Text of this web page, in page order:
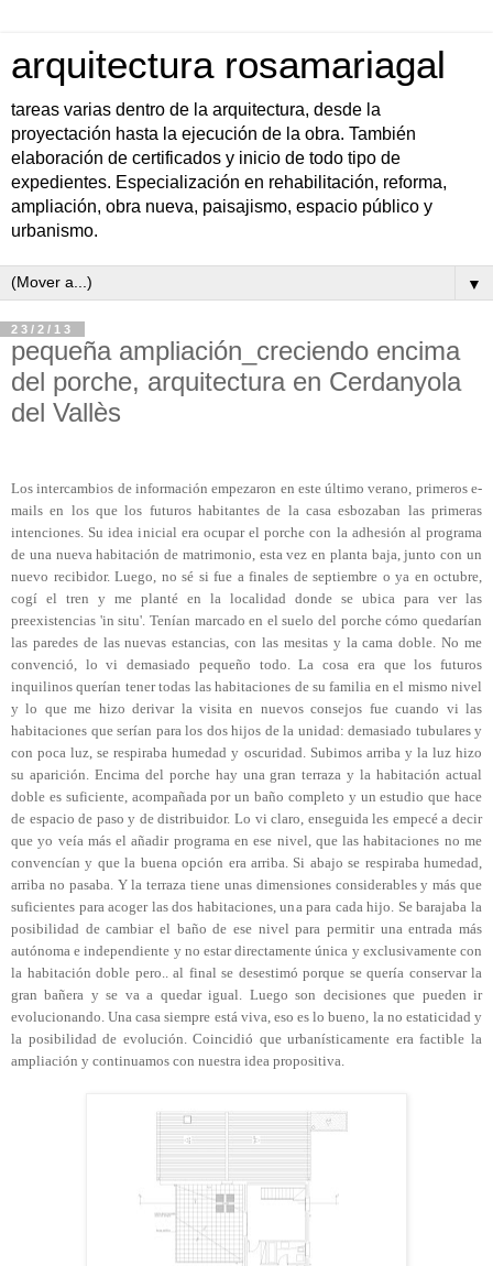
arquitectura rosamariagal
tareas varias dentro de la arquitectura, desde la
proyectación hasta la ejecución de la obra. También
elaboración de certificados y inicio de todo tipo de
expedientes. Especialización en rehabilitación, reforma,
ampliación, obra nueva, paisajismo, espacio público y
urbanismo.
▼
23/2/13
pequeña ampliación_creciendo encima
del porche, arquitectura en Cerdanyola
del Vallès
Los intercambios de información empezaron en este último verano, primeros e-
mails en los que los futuros habitantes de la casa esbozaban las primeras
intenciones. Su idea inicial era ocupar el porche con la adhesión al programa
de una nueva habitación de matrimonio, esta vez en planta baja, junto con un
nuevo recibidor. Luego, no sé si fue a finales de septiembre o ya en octubre,
cogí el tren y me planté en la localidad donde se ubica para ver las
preexistencias 'in situ'. Tenían marcado en el suelo del porche cómo quedarían
las paredes de las nuevas estancias, con las mesitas y la cama doble. No me
convenció, lo vi demasiado pequeño todo. La cosa era que los futuros
inquilinos querían tener todas las habitaciones de su familia en el mismo nivel
y lo que me hizo derivar la visita en nuevos consejos fue cuando vi las
habitaciones que serían para los dos hijos de la unidad: demasiado tubulares y
con poca luz, se respiraba humedad y oscuridad. Subimos arriba y la luz hizo
su aparición. Encima del porche hay una gran terraza y la habitación actual
doble es suficiente, acompañada por un baño completo y un estudio que hace
de espacio de paso y de distribuidor. Lo vi claro, enseguida les empecé a decir
que yo veía más el añadir programa en ese nivel, que las habitaciones no me
convencían y que la buena opción era arriba. Si abajo se respiraba humedad,
arriba no pasaba. Y la terraza tiene unas dimensiones considerables y más que
suficientes para acoger las dos habitaciones, una para cada hijo. Se barajaba la
posibilidad de cambiar el baño de ese nivel para permitir una entrada más
autónoma e independiente y no estar directamente única y exclusivamente con
la habitación doble pero.. al final se desestimó porque se quería conservar la
gran bañera y se va a quedar igual. Luego son decisiones que pueden ir
evolucionando. Una casa siempre está viva, eso es lo bueno, la no estaticidad y
la posibilidad de evolución. Coincidió que urbanísticamente era factible la
ampliación y continuamos con nuestra idea propositiva.